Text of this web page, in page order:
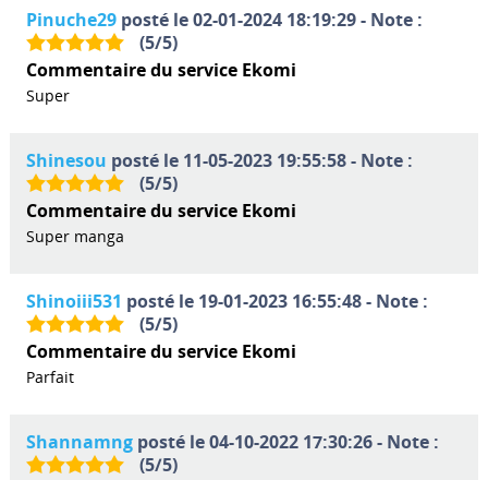
Pinuche29posté le 02-01-2024 18:19:29 - Note :
(5/5)
Commentaire du service Ekomi
Super
Shinesou posté le 11-05-2023 19:55:58 - Note :
(5/5)
Commentaire du service Ekomi
Super manga
Shinoiii531 posté le 19-01-2023 16:55:48 - Note :
(5/5)
Commentaire du service Ekomi
Parfait
Shannamngposté le 04-10-2022 17:30:26 - Note :
(5/5)